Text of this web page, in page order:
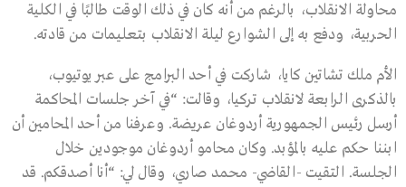
محاولة الانقلاب، بالرغم من أنه كان في ذلك الوقت طالبًا في الكلية
الحربية، ودفع به إلى الشوارع ليلة الانقلاب بتعليمات من قادته.
الأم ملك تشاتين كايا، شاركت في أحد البرامج على عبر يوتيوب،
بالذكرى الرابعة لانقلاب تركيا، وقالت: “في آخر جلسات المحاكمة
أرسل رئيس الجمهورية أردوغان عريضة. وعرفنا من أحد المحامين أن
ابننا حكم عليه بالمؤبد. وكان محامو أردوغان موجودين خلال
الجلسة. التقيت -القاضي- محمد صاري، وقال لي: “أنا أصدقكم. قد